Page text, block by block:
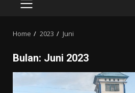
PRIMARY
Home 2023 Juni
Bulan: Juni 2023